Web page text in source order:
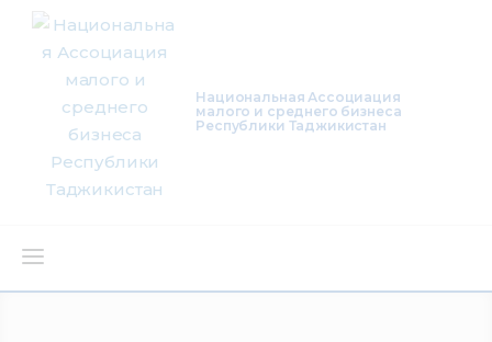
Национальная Ассоциация
малого и среднего бизнеса
Республики Таджикистан
О нас